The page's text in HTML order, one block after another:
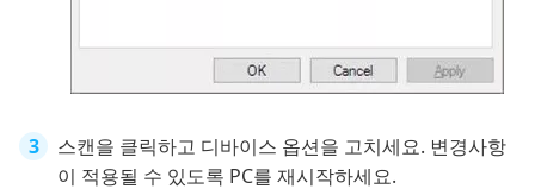
스캔을 클릭하고 디바이스 옵션을 고치세요. 변경사항
이 적용될 수 있도록 PC를 재시작하세요.